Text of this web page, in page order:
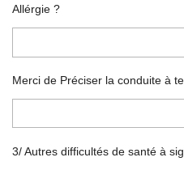
Allérgie ?
Merci de Préciser la conduite à
3/ Autres difficultés de santé à